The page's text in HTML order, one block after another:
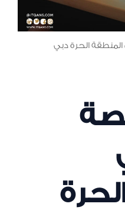
الحرة دبي